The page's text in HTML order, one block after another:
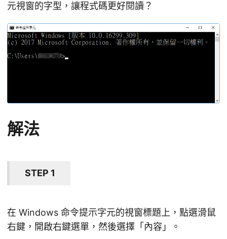
元視窗的字型，讓程式碼更好閱讀？
解法
STEP 1
在 Windows 命令提示字元的視窗標題上，點選滑鼠
右鍵，開啟右鍵選單，然後選擇「內容」。